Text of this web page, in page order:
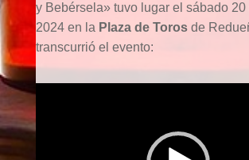
y Bebérsela» tuvo lugar el sábado
2024 en la Plaza de Torosde
transcurrió el evento:
Reproductor
de
vídeo